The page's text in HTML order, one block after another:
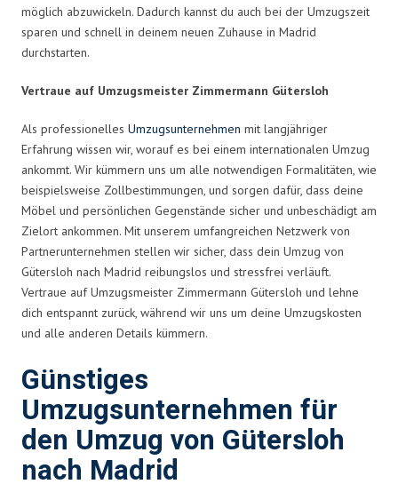
möglich abzuwickeln. Dadurch kannst du auch bei der Umzugszeit
sparen und schnell in deinem neuen Zuhause in Madrid
durchstarten.
Vertraue auf Umzugsmeister Zimmermann Gütersloh
Als professionelles Umzugsunternehmen mit langjähriger
Erfahrung wissen wir, worauf es bei einem internationalen Umzug
ankommt. Wir kümmern uns um alle notwendigen Formalitäten, wie
beispielsweise Zollbestimmungen, und sorgen dafür, dass deine
Möbel und persönlichen Gegenstände sicher und unbeschädigt am
Zielort ankommen. Mit unserem umfangreichen Netzwerk von
Partnerunternehmen stellen wir sicher, dass dein Umzug von
Gütersloh nach Madrid reibungslos und stressfrei verläuft.
Vertraue auf Umzugsmeister Zimmermann Gütersloh und lehne
dich entspannt zurück, während wir uns um deine Umzugskosten
und alle anderen Details kümmern.
Günstiges
Umzugsunternehmen für
den Umzug von Gütersloh
nach Madrid